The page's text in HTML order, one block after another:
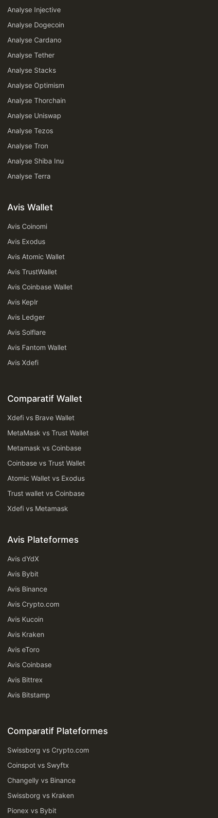
Analyse Injective
Analyse Dogecoin
Analyse Cardano
Analyse Tether
Analyse Stacks
Analyse Optimism
Analyse Thorchain
Analyse Uniswap
Analyse Tezos
Analyse Tron
Analyse Shiba Inu
Analyse Terra
Avis Wallet
Avis Coinomi
Avis Exodus
Avis Atomic Wallet
Avis TrustWallet
Avis Coinbase Wallet
Avis Keplr
Avis Ledger
Avis Solflare
Avis Fantom Wallet
Avis Xdefi
Comparatif Wallet
Xdefi vs Brave Wallet
MetaMask vs Trust Wallet
Metamask vs Coinbase
Coinbase vs Trust Wallet
Atomic Wallet vs Exodus
Trust wallet vs Coinbase
Xdefi vs Metamask
Avis Plateformes
Avis dYdX
Avis Bybit
Avis Binance
Avis Crypto.com
Avis Kucoin
Avis Kraken
Avis eToro
Avis Coinbase
Avis Bittrex
Avis Bitstamp
Comparatif Plateformes
Swissborg vs Crypto.com
Coinspot vs Swyftx
Changelly vs Binance
Swissborg vs Kraken
Pionex vs Bybit